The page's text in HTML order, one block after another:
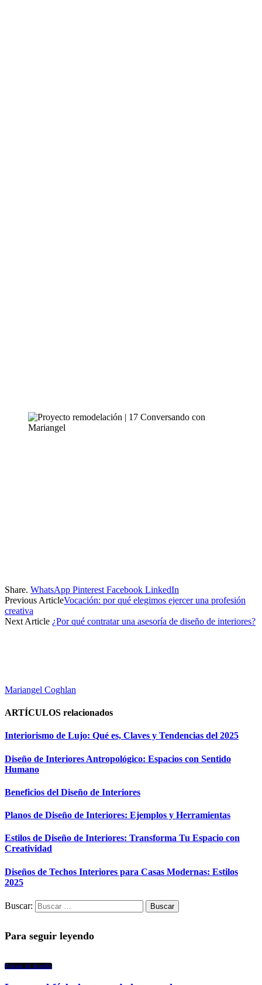
Share. WhatsApp Pinterest Facebook LinkedIn
Previous ArticleVocación: por qué elegimos ejercer una profesión
creativa
Next Article ¿Por qué contratar una asesoría de diseño de interiores?
Mariangel Coghlan
ARTÍCULOS relacionados
Interiorismo de Lujo: Qué es, Claves y Tendencias del 2025
Diseño de Interiores Antropológico: Espacios con Sentido
Humano
Beneficios del Diseño de Interiores
Planos de Diseño de Interiores: Ejemplos y Herramientas
Estilos de Diseño de Interiores: Transforma Tu Espacio con
Creatividad
Diseños de Techos Interiores para Casas Modernas: Estilos
2025
Buscar:
Para seguir leyendo
Pensar el diseño